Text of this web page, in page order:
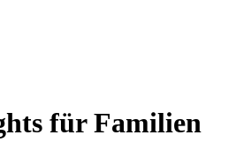
für Familien